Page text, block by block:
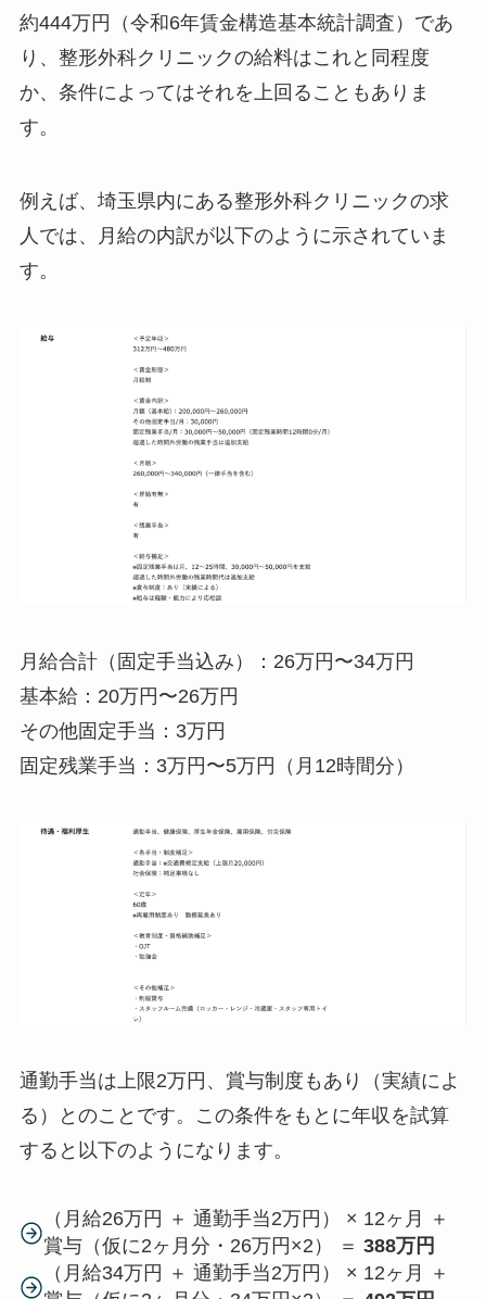
約444万円（令和6年賃金構造基本統計調査）であ
り、整形外科クリニックの給料はこれと同程度
か、条件によってはそれを上回ることもありま
す。
例えば、埼玉県内にある整形外科クリニックの求
人では、月給の内訳が以下のように示されていま
す。
月給合計（固定手当込み）：26万円〜34万円
基本給：20万円〜26万円
その他固定手当：3万円
固定残業手当：3万円〜5万円（月12時間分）
通勤手当は上限2万円、賞与制度もあり（実績によ
る）とのことです。この条件をもとに年収を試算
すると以下のようになります。
（月給26万円 ＋ 通勤手当2万円） × 12ヶ月 ＋
賞与（仮に2ヶ月分・26万円×2） ＝388万円
（月給34万円 ＋ 通勤手当2万円） × 12ヶ月 ＋